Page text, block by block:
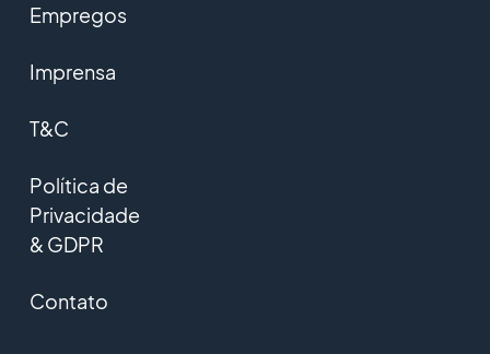
Empregos
Imprensa
T&C
Política de
Privacidade
& GDPR
Contato